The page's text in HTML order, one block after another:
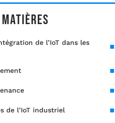
de l’IoT dans les
de l’IoT industriel